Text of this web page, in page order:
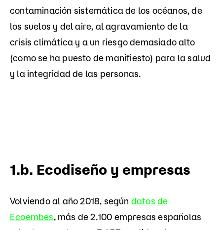
contaminación sistemática de los océanos, de
los suelos y del aire, al agravamiento de la
crisis climática y a un riesgo demasiado alto
(como se ha puesto de manifiesto) para la salud
y la integridad de las personas.
1.b. Ecodiseño y empresas
Volviendo al año 2018, según datos de
Ecoembes, más de 2.100 empresas españolas